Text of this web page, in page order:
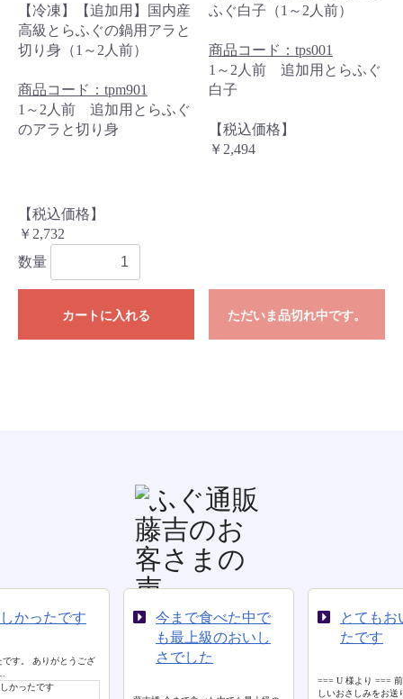
【冷凍】【追加用】国内産
高級とらふぐの鍋用アラと
切り身（1～2人前）
商品コード：tpm901
1～2人前 追加用とらふぐ
のアラと切り身
【税込価格】
￥2,732
数量
カートに入れる
ふぐ白子（1～2人前）
商品コード：tps001
1～2人前 追加用とらふぐ
白子
【税込価格】
￥2,494
ただいま品切れ中です。
食べた中で
た
とてもおいしかっ
たです
美味し
ました。
=== T 様より ===
ました。 ごちそう